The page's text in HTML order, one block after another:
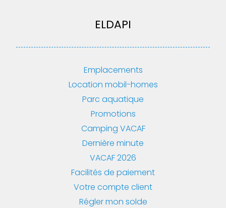
ELDAPI
Emplacements
Location mobil-homes
Parc aquatique
Promotions
Camping VACAF
Dernière minute
VACAF 2026
Facilités de paiement
Votre compte client
Régler mon solde